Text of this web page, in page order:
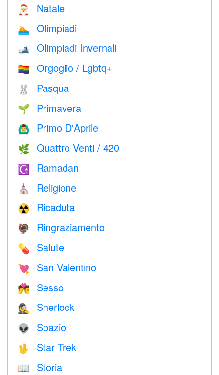
🎅 Natale
🏊 Olimpiadi
🎿 Olimpiadi Invernali
🏳️‍🌈 Orgoglio / Lgbtq+
🐰 Pasqua
🌱 Primavera
🙆‍♂️ Primo D'Aprile
🌿 Quattro Venti / 420
☪️ Ramadan
⛪️ Religione
☢️ Ricaduta
🦃 Ringraziamento
💊 Salute
💘 San Valentino
💏 Sesso
🕵️ Sherlock
👽 Spazio
🖖 Star Trek
📖 Storia